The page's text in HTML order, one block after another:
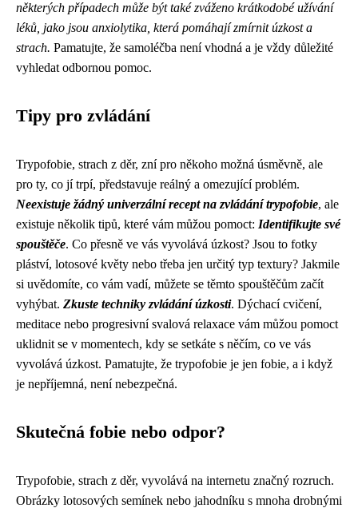
některých případech může být také zváženo krátkodobé užívání
léků, jako jsou anxiolytika, která pomáhají zmírnit úzkost a
strach. Pamatujte, že samoléčba není vhodná a je vždy důležité
vyhledat odbornou pomoc.
Tipy pro zvládání
Trypofobie, strach z děr, zní pro někoho možná úsměvně, ale
pro ty, co jí trpí, představuje reálný a omezující problém.
Neexistuje žádný univerzální recept na zvládání trypofobie, ale
existuje několik tipů, které vám můžou pomoct: Identifikujte své
spouštěče. Co přesně ve vás vyvolává úzkost? Jsou to fotky
pláství, lotosové květy nebo třeba jen určitý typ textury? Jakmile
si uvědomíte, co vám vadí, můžete se těmto spouštěčům začít
vyhýbat. Zkuste techniky zvládání úzkosti. Dýchací cvičení,
meditace nebo progresivní svalová relaxace vám můžou pomoct
uklidnit se v momentech, kdy se setkáte s něčím, co ve vás
vyvolává úzkost. Pamatujte, že trypofobie je jen fobie, a i když
je nepříjemná, není nebezpečná.
Skutečná fobie nebo odpor?
Trypofobie, strach z děr, vyvolává na internetu značný rozruch.
Obrázky lotosových semínek nebo jahodníku s mnoha drobnými